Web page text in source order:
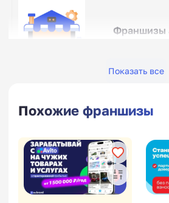
Франшизы
аренды
Показать все
Похожие франшизы